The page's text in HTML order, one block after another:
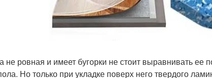
не ровная и имеет бугорки не стоит выравнивать
Но только при укладке поверх него твердого